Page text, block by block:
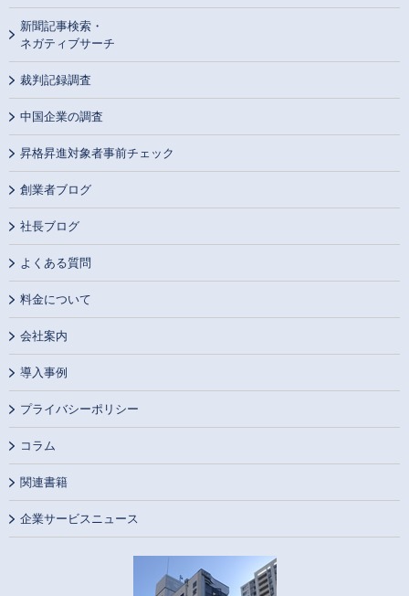
新聞記事検索・
ネガティブサーチ
裁判記録調査
中国企業の調査
昇格昇進対象者事前チェック
創業者ブログ
社長ブログ
よくある質問
料金について
会社案内
導入事例
プライバシーポリシー
コラム
関連書籍
企業サービスニュース